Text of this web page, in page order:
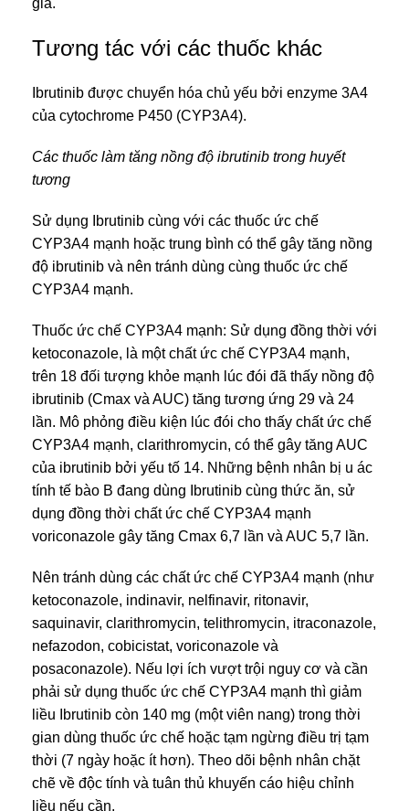
Tương tác với các thuốc khác
Ibrutinib được chuyển hóa chủ yếu bởi enzyme 3A4
của cytochrome P450 (CYP3A4).
Các thuốc làm tăng nồng độ ibrutinib trong huyết
tương
Sử dụng Ibrutinib cùng với các thuốc ức chế
CYP3A4 mạnh hoặc trung bình có thể gây tăng nồng
độ ibrutinib và nên tránh dùng cùng thuốc ức chế
CYP3A4 mạnh.
Thuốc ức chế CYP3A4 mạnh: Sử dụng đồng thời với
ketoconazole, là một chất ức chế CYP3A4 mạnh,
trên 18 đối tượng khỏe mạnh lúc đói đã thấy nồng độ
ibrutinib (Cmax và AUC) tăng tương ứng 29 và 24
lần. Mô phỏng điều kiện lúc đói cho thấy chất ức chế
CYP3A4 mạnh, clarithromycin, có thể gây tăng AUC
của ibrutinib bởi yếu tố 14. Những bệnh nhân bị u ác
tính tế bào B đang dùng Ibrutinib cùng thức ăn, sử
dụng đồng thời chất ức chế CYP3A4 mạnh
voriconazole gây tăng Cmax 6,7 lần và AUC 5,7 lần.
Nên tránh dùng các chất ức chế CYP3A4 mạnh (như
ketoconazole, indinavir, nelfinavir, ritonavir,
saquinavir, clarithromycin, telithromycin, itraconazole,
nefazodon, cobicistat, voriconazole và
posaconazole). Nếu lợi ích vượt trội nguy cơ và cần
phải sử dụng thuốc ức chế CYP3A4 mạnh thì giảm
liều Ibrutinib còn 140 mg (một viên nang) trong thời
gian dùng thuốc ức chế hoặc tạm ngừng điều trị tạm
thời (7 ngày hoặc ít hơn). Theo dõi bệnh nhân chặt
chẽ về độc tính và tuân thủ khuyến cáo hiệu chỉnh
liều nếu cần.